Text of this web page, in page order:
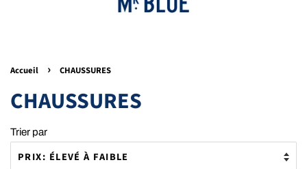
Accueil › CHAUSSURES
CHAUSSURES
Trier par